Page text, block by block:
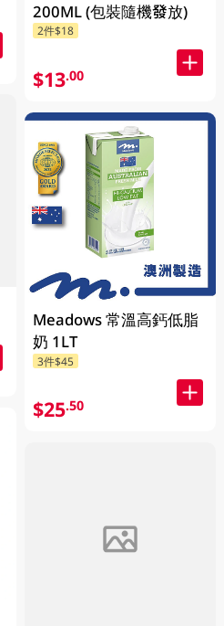
200ML (包裝隨機發放)
2件$18
$13.00
Meadows 常溫高鈣低脂
奶 1LT
3件$45
$25.50